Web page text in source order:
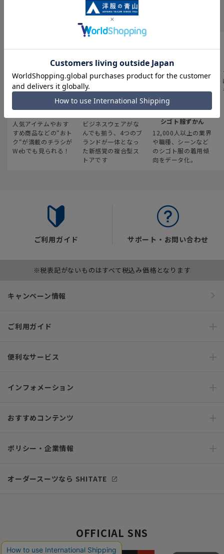
INFORMATION
最新のお買い得情報
人気アイテムやおす
すめ商品などの“おト
ク“が満載のチラシが
Webでも見られる！
スーツスクエア
ビジネスウェアがな
んでも揃う、4つのブ
ランドが一体となっ
た新感覚の複合型ス
トアです
みんなの
シゴト服ずかん
12,000人以上の業界
や職種、シーンなど
のシゴト服の着用傾
向をデータ化。
ご利用ガイド サポート・お問い合わせ
※税表記がないものはすべて税込み価格となります
キャンペーン情報
ご利用ガイド
便利なサービス
インフォメーション
おすすめコンテンツ
ポリシー・企業情報
オーダースーツなら SHITATE
OFFICIAL SNS